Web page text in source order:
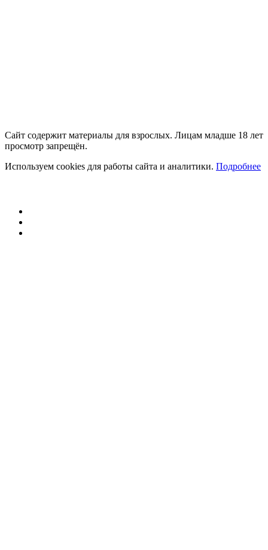
Сайт содержит материалы для взрослых. Лицам младше 18 лет
просмотр запрещён.
Используем cookies для работы сайта и аналитики. Подробнее